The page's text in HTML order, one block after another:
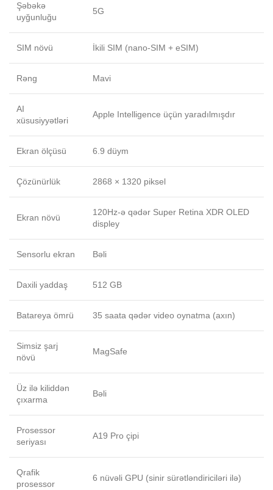
Şəbəkə
uyğunluğu
5G
SIM növü İkili SIM (nano-SIM + eSIM)
Rəng Mavi
AI
xüsusiyyətləri
Apple Intelligence üçün yaradılmışdır
Ekran ölçüsü 6.9 düym
Çözünürlük 2868 × 1320 piksel
Ekran növü
120Hz-ə qədər Super Retina XDR OLED
displey
Sensorlu ekran Bəli
Daxili yaddaş 512 GB
Batareya ömrü 35 saata qədər video oynatma (axın)
Simsiz şarj
növü
MagSafe
Üz ilə kiliddən
çıxarma
Bəli
Prosessor
seriyası
A19 Pro çipi
Qrafik
prosessor
6 nüvəli GPU (sinir sürətləndiriciləri ilə)